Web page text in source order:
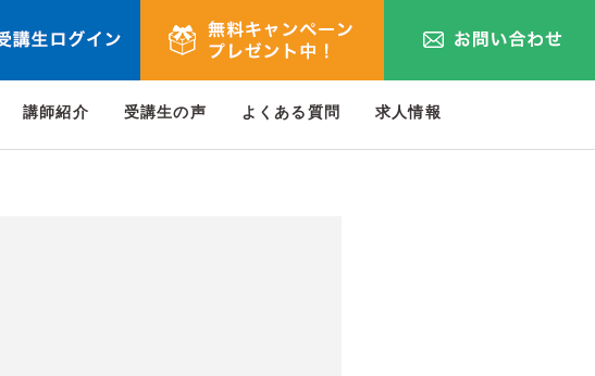
講師紹介 受講生の声 よくある質問 求人情報